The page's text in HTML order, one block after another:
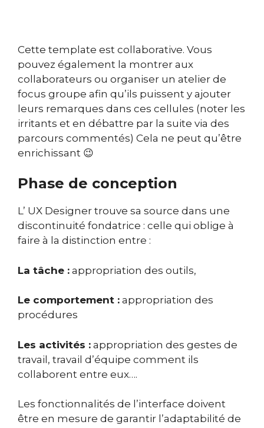
Cette template est collaborative. Vous
pouvez également la montrer aux
collaborateurs ou organiser un atelier de
focus groupe afin qu’ils puissent y ajouter
leurs remarques dans ces cellules (noter les
irritants et en débattre par la suite via des
parcours commentés) Cela ne peut qu’être
enrichissant 😉
Phase de conception
L’ UX Designer trouve sa source dans une
discontinuité fondatrice : celle qui oblige à
faire à la distinction entre :
La tâche : appropriation des outils,
Le comportement : appropriation des
procédures
Les activités : appropriation des gestes de
travail, travail d’équipe comment ils
collaborent entre eux….
Les fonctionnalités de l’interface doivent
être en mesure de garantir l’adaptabilité de